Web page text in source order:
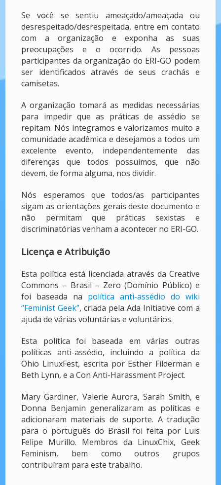
Se você se sentiu ameaçado/ameaçada ou
desrespeitado/desrespeitada, entre em contato
com a organização e exponha as suas
preocupações e o ocorrido. As pessoas
participantes da organização do ERI-GO podem
ser identificados através de seus crachás e
camisetas.
A organização tomará as medidas necessárias
para impedir que as práticas de assédio se
repitam. Nós integramos e valorizamos muito a
comunidade acadêmica e desejamos a todos um
excelente evento, independentemente das
diferenças que todos possuímos, que não
devem, de forma alguma, nos dividir.
Nós esperamos que todos/as participantes
sigam as orientações gerais deste documento e
não permitam que práticas sexistas e
discriminatórias venham a acontecer no ERI-GO.
Licença e Atribuição
Esta política está licenciada através da Creative
Commons – Brasil – Zero (Domínio Público) e
foi baseada na política anti-assédio do wiki
“Feminist Geek”, criada pela Ada Initiative com a
ajuda de várias voluntárias e voluntários.
Esta política foi baseada em várias outras
políticas anti-assédio, incluindo a política da
Ohio LinuxFest, escrita por Esther Filderman e
Beth Lynn, e a Con Anti-Harassment Project.
Mary Gardiner, Valerie Aurora, Sarah Smith, e
Donna Benjamin generalizaram as políticas e
adicionaram materiais de suporte. A tradução
para o português do Brasil foi feita por Luis
Felipe Murillo. Membros da LinuxChix, Geek
Feminism, bem como outros grupos
contribuíram para este trabalho.